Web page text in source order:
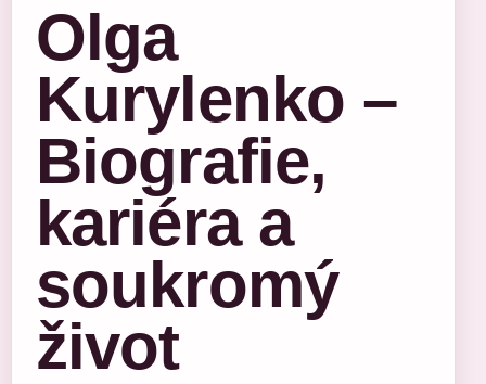
Olga
Kurylenko –
Biografie,
kariéra a
soukromý
život